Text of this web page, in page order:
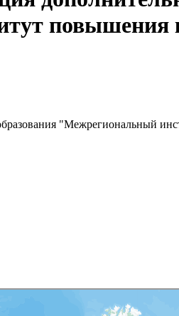
повышения
"Межрегиональный